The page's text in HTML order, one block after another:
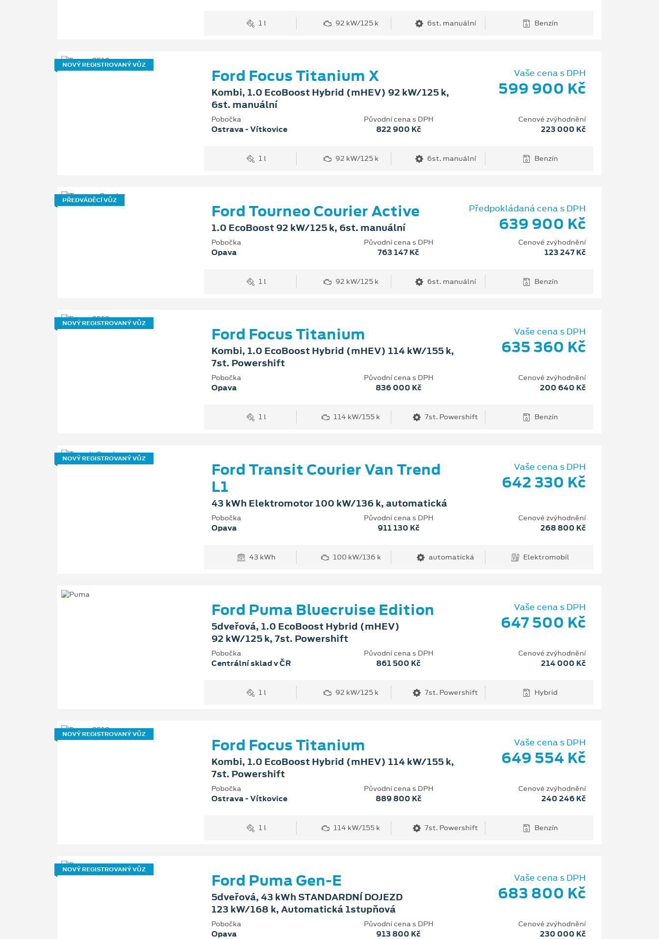
1 l 92 kW/125 k 6st. manuální Benzín
NOVÝ REGISTROVANÝ VŮZ
Ford Focus Titanium X
Kombi, 1.0 EcoBoost Hybrid (mHEV) 92 kW/125 k,
6st. manuální
Vaše cena s DPH
599 900 Kč
Pobočka
Ostrava - Vítkovice
Původní cena s DPH
822 900 Kč
Cenové zvýhodnění
223 000 Kč
1 l 92 kW/125 k 6st. manuální Benzín
PŘEDVÁDĚCÍ VŮZ
Ford Tourneo Courier Active
1.0 EcoBoost 92 kW/125 k, 6st. manuální
Předpokládaná cena s DPH
639 900 Kč
Pobočka
Opava
Původní cena s DPH
763 147 Kč
Cenové zvýhodnění
123 247 Kč
1 l 92 kW/125 k 6st. manuální Benzín
NOVÝ REGISTROVANÝ VŮZ
Ford Focus Titanium
Kombi, 1.0 EcoBoost Hybrid (mHEV) 114 kW/155 k,
7st. Powershift
Vaše cena s DPH
635 360 Kč
Pobočka
Opava
Původní cena s DPH
836 000 Kč
Cenové zvýhodnění
200 640 Kč
1 l 114 kW/155 k 7st. Powershift Benzín
NOVÝ REGISTROVANÝ VŮZ
Ford Transit Courier Van Trend
L1
43 kWh Elektromotor 100 kW/136 k, automatická
Vaše cena s DPH
642 330 Kč
Pobočka
Opava
Původní cena s DPH
911 130 Kč
Cenové zvýhodnění
268 800 Kč
43 kWh 100 kW/136 k automatická Elektromobil
Ford Puma Bluecruise Edition
5dveřová, 1.0 EcoBoost Hybrid (mHEV)
92 kW/125 k, 7st. Powershift
Vaše cena s DPH
647 500 Kč
Pobočka
Centrální sklad v ČR
Původní cena s DPH
861 500 Kč
Cenové zvýhodnění
214 000 Kč
1 l 92 kW/125 k 7st. Powershift Hybrid
NOVÝ REGISTROVANÝ VŮZ
Ford Focus Titanium
Kombi, 1.0 EcoBoost Hybrid (mHEV) 114 kW/155 k,
7st. Powershift
Vaše cena s DPH
649 554 Kč
Pobočka
Ostrava - Vítkovice
Původní cena s DPH
889 800 Kč
Cenové zvýhodnění
240 246 Kč
1 l 114 kW/155 k 7st. Powershift Benzín
NOVÝ REGISTROVANÝ VŮZ
Ford Puma Gen-E
5dveřová, 43 kWh STANDARDNÍ DOJEZD
123 kW/168 k, Automatická 1stupňová
Vaše cena s DPH
683 800 Kč
Pobočka
Opava
Původní cena s DPH
913 800 Kč
Cenové zvýhodnění
230 000 Kč